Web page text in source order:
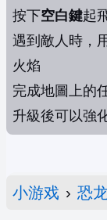
按下空白鍵起
遇到敵人時，
火焰
完成地圖上的
升級後可以強
小游戏 › 恐